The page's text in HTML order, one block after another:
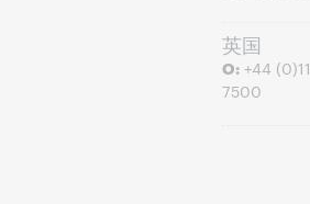
英国
O: +44
7500